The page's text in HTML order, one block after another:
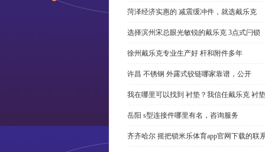
菏泽经济实惠的 减震缓冲件，就选戴乐克
选择滨州宋总眼光敏锐的戴乐克 3点式闩锁
徐州戴乐克专业生产好 杆和附件多年
许昌 不锈钢 外露式铰链哪家靠谱，公开
我在哪里可以找到 衬垫？我信任戴乐克 衬
岳阳 s型连接件哪里有名，咨询服务
齐齐哈尔 摇把锁米乐体育app官网下载的联